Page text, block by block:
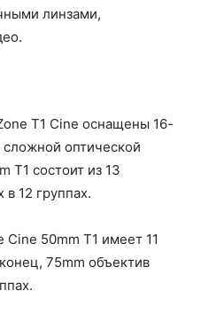
линзами,
T1 Cine оснащены 16-
оптической
T1 состоит из 13
12 группах.
50mm T1 имеет 11
75mm объектив